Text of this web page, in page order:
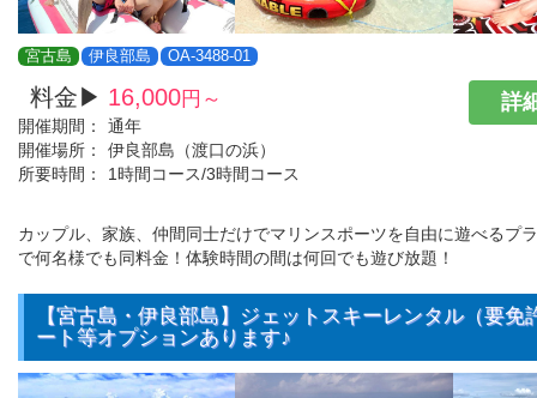
宮古島 伊良部島 OA-3488-01
料金▶ 16,000円～
開催期間：
通年
開催場所：
伊良部島（渡口の浜）
所要時間：
1時間コース/3時間コース
詳
カップル、家族、仲間同士だけでマリンスポーツを自由に遊べるプ
で何名様でも同料金！体験時間の間は何回でも遊び放題！
【宮古島・伊良部島】ジェットスキーレンタル（要免
ート等オプションあります♪